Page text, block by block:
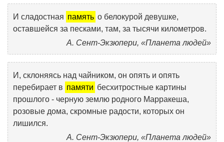
И сладостная память о белокурой девушке,
оставшейся за песками, там, за тысячи километров.
А. Сент-Экзюпери, «Планета людей»
И, склоняясь над чайником, он опять и опять
перебирает в памяти бесхитростные картины
прошлого - черную землю родного Марракеша,
розовые дома, скромные радости, которых он
лишился.
А. Сент-Экзюпери, «Планета людей»